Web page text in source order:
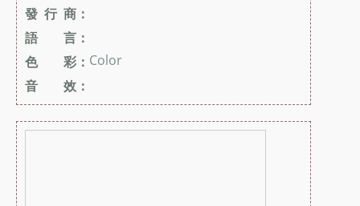
發 行 商：
語 言：
色 彩： Color
音 效：